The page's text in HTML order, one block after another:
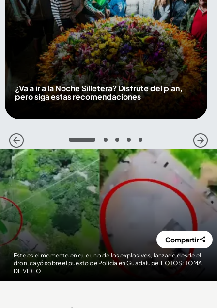
¿Va a ir a la Noche Silletera? Disfrute del plan,
pero siga estas recomendaciones
1 2 3 4 5
Este es el momento en que uno de los explosivos, lanzado desde el
dron, cayó sobre el puesto de Policía en Guadalupe. FOTOS: TOMA
DE VIDEO
Compartir